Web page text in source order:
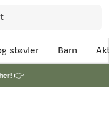
støvler Barn
👉